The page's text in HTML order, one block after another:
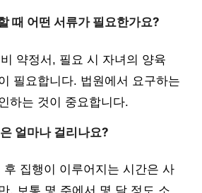
때 어떤 서류가 필요한가요?
약정서, 필요 시 자녀의 양육
필요합니다. 법원에서 요구하는
하는 것이 중요합니다.
얼마나 걸리나요?
집행이 이루어지는 시간은 사